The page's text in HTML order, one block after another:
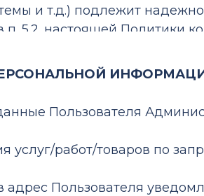
и т.д.) подлежит
5.2. настоящей Политики
Пользователя
услуг/работ/товаров по
адрес Пользователя